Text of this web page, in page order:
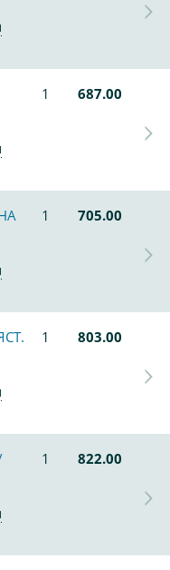
1 687.00
1 705.00
1 803.00
1 822.00